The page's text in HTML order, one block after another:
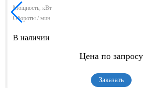
Мощность, кВт
Обороты / мин.
В наличии
Цена по запросу
Заказать